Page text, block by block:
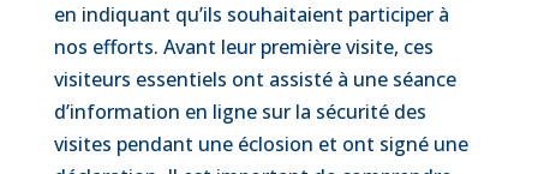
en indiquant qu’ils souhaitaient participer à
nos efforts. Avant leur première visite, ces
visiteurs essentiels ont assisté à une séance
d’information en ligne sur la sécurité des
visites pendant une éclosion et ont signé une